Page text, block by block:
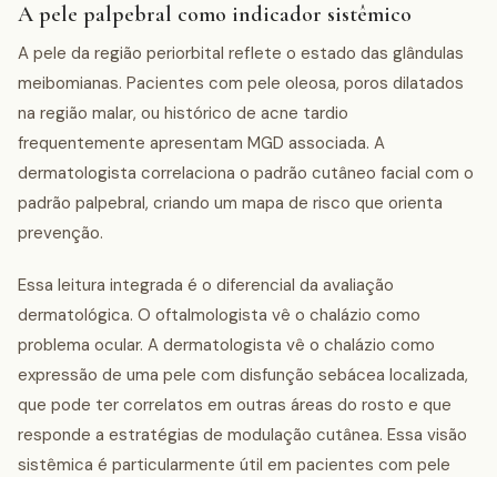
A pele palpebral como indicador sistêmico
A pele da região periorbital reflete o estado das glândulas
meibomianas. Pacientes com pele oleosa, poros dilatados
na região malar, ou histórico de acne tardio
frequentemente apresentam MGD associada. A
dermatologista correlaciona o padrão cutâneo facial com o
padrão palpebral, criando um mapa de risco que orienta
prevenção.
Essa leitura integrada é o diferencial da avaliação
dermatológica. O oftalmologista vê o chalázio como
problema ocular. A dermatologista vê o chalázio como
expressão de uma pele com disfunção sebácea localizada,
que pode ter correlatos em outras áreas do rosto e que
responde a estratégias de modulação cutânea. Essa visão
sistêmica é particularmente útil em pacientes com pele